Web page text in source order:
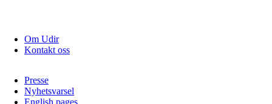
Om Udir
Kontakt oss
Presse
Nyhetsvarsel